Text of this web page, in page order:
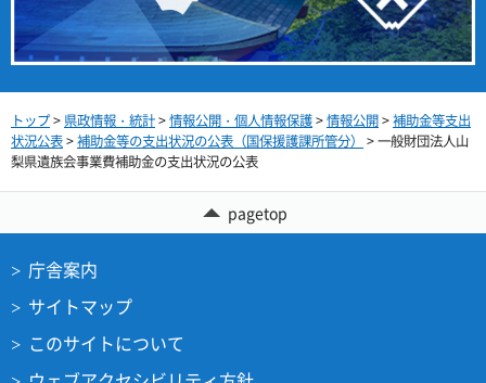
トップ> 県政情報・統計>情報公開・個人情報保護>情報公開>補助金等支出
状況公表>補助金等の支出状況の公表（国保援護課所管分）
> 一般財団法人山
梨県遺族会事業費補助金の支出状況の公表
pagetop
庁舎案内
サイトマップ
このサイトについて